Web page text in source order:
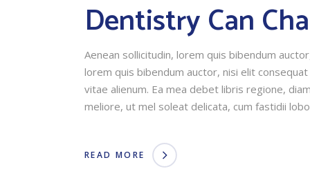
Dentistry Can
Aenean sollicitudin, lorem quis bibendum
lorem quis bibendum auctor, nisi elit
vitae alienum. Ea mea debet libris regione,
meliore, ut mel soleat delicata, cum fastidii
READ MORE